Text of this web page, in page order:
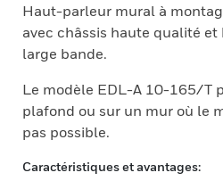
Haut-parleur mural à
avec châssis haute qualité
large bande.
Le modèle EDL-A 10-165/T
plafond ou sur un mur où le
pas possible.
Caractéristiques et avantages: